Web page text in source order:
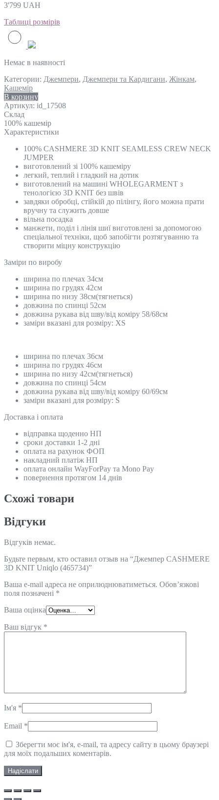
3'799 UAH
Таблиці розмірів
Немає в наявності
Категории: Джемпери, Джемпери та Кардигани, Жінкам,
Кашемір
В корзину
Артикул: id_17508
Склад
100% кашемір
Характеристики
100% CASHMERE 3D KNIT SEAMLESS CREW NECK
JUMPER
виготовлений зі 100% кашеміру
легкий, теплий і гладкий на дотик
виготовлений на машині WHOLEGARMENT з
тенологією 3D KNIT без швів
завдяки обробці, стійкій до пілінгу, його можна прати
вручну та служить довше
вільна посадка
манжети, поділ і лінія шиї виготовлені за допомогою
спеціальної техніки, щоб запобігти розтягуванню та
створити міцну конструкцію
Замiри по виробу
ширина по плечах 34см
ширина по грудях 42см
ширина по низу 38см(тягнеться)
довжина по спинці 52см
довжина рукава від шву/від коміру 58/68см
заміри вказані для розміру: XS
ширина по плечах 36см
ширина по грудях 46см
ширина по низу 42см(тягнеться)
довжина по спинці 54см
довжина рукава від шву/від коміру 60/69см
заміри вказані для розміру: S
Доставка і оплата
відправка щоденно НП
сроки доставки 1-2 дні
оплата на рахунок ФОП
накладний платіж НП
оплата онлайн WayForPay та Mono Pay
повернення протягом 14 днів
Схожi товари
Відгуки
Відгуків немає.
Будьте первым, кто оставил отзыв на “Джемпер CASHMERE
3D KNIT Uniqlo (465734)”
Ваша e-mail адреса не оприлюднюватиметься. Обов’язкові
поля позначені *
Ваша оцінка
Ваш відгук *
Ім'я *
Email *
Зберегти моє ім'я, e-mail, та адресу сайту в цьому браузері
для моїх подальших коментарів.